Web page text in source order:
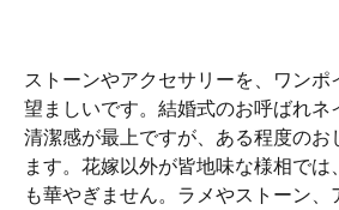
ストーンやアクセサリーを、ワンポ
望ましいです。結婚式のお呼ばれネ
清潔感が最上ですが、ある程度のお
ます。花嫁以外が皆地味な様相では
も華やぎません。ラメやストーン